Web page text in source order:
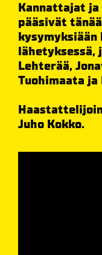
Kannattajat ja
pääsivät
lähetyksessä,
Lehterää,
Tuohimaata
Juho Kokko.